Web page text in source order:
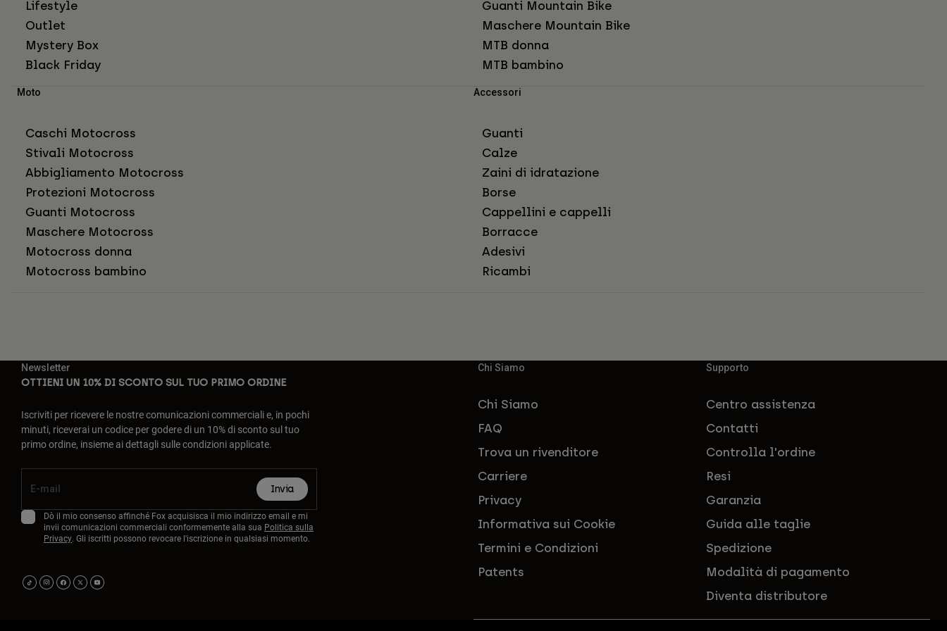
Lifestyle
Outlet
Mystery Box
Black Friday
Guanti Mountain Bike
Maschere Mountain Bike
MTB donna
MTB bambino
Moto
Caschi Motocross
Stivali Motocross
Abbigliamento Motocross
Protezioni Motocross
Guanti Motocross
Maschere Motocross
Motocross donna
Motocross bambino
Accessori
Guanti
Calze
Zaini di idratazione
Borse
Cappellini e cappelli
Borracce
Adesivi
Ricambi
Newsletter
OTTIENI UN 10% DI SCONTO SUL TUO PRIMO ORDINE
Iscriviti per ricevere le nostre comunicazioni commerciali e, in pochi
minuti, riceverai un codice per godere di un 10% di sconto sul tuo
primo ordine, insieme ai dettagli sulle condizioni applicate.
Invia
Dò il mio consenso affinché Fox acquisisca il mio indirizzo email e mi
invii comunicazioni commerciali conformemente alla sua Politica sulla
Privacy. Gli iscritti possono revocare l'iscrizione in qualsiasi momento.
Chi Siamo
Chi Siamo
FAQ
Trova un rivenditore
Carriere
Privacy
Informativa sui Cookie
Termini e Condizioni
Patents
Supporto
Centro assistenza
Contatti
Controlla l'ordine
Resi
Garanzia
Guida alle taglie
Spedizione
Modalità di pagamento
Diventa distributore